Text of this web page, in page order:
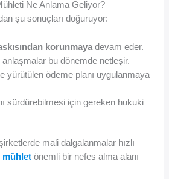
Ne Anlama Geliyor?
şu sonuçları doğuruyor:
korunmaya devam eder.
anlaşmalar bu dönemde netleşir.
yürütülen ödeme planı uygulanmaya
sürdürebilmesi için gereken hukuki
mali dalgalanmalar hızlı
mühlet önemli bir nefes alma alanı